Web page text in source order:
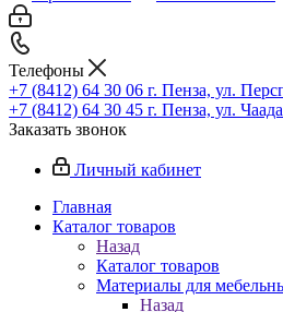
Телефоны
+7 (8412) 64 30 06 г. Пенза, ул.
+7 (8412) 64 30 45 г. Пенза, ул.
Заказать звонок
Личный кабинет
Главная
Каталог товаров
Назад
Каталог товаров
Материалы для
Назад